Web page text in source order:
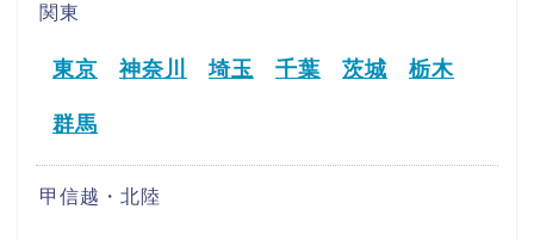
関東
東京 神奈川 埼玉 千葉 茨城 栃木
群馬
甲信越・北陸